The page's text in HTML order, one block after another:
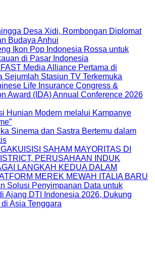
Desa Xidi, Rombongan Diplomat
Budaya Anhui
Ikon Pop Indonesia Rossa untuk
di Pasar Indonesia
Media Alliance Pertama di
Sejumlah Stasiun TV Terkemuka
Life Insurance Congress &
Award (IDA) Annual Conference 2026
Hunian Modern melalui Kampanye
Sinema dan Sastra Bertemu dalam
SAHAM MAYORITAS DI
PERUSAHAAN INDUK
LANGKAH KEDUA DALAM
MEREK MEWAH ITALIA BARU
Solusi Penyimpanan Data untuk
Ajang DTI Indonesia 2026, Dukung
Asia Tenggara